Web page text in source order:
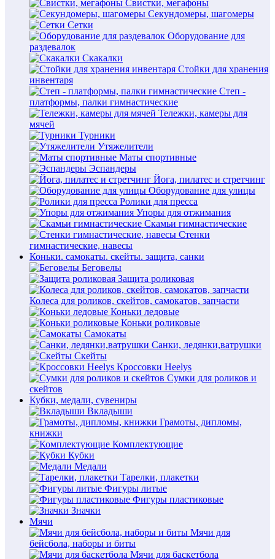
Свистки, мегафоны
Секундомеры, шагомеры
Сетки
Оборудование для
раздевалок
Скакалки
Стойки для хранения
инвентаря
Степ -
платформы, палки гимнастические
Тележки, камеры для
мячей
Турники
Утяжелители
Маты спортивные
Эспандеры
Йога, пилатес и стретчинг
Оборудование для улицы
Ролики для пресса
Упоры для отжимания
Скамьи гимнастические
Стенки
гимнастические, навесы
Коньки. самокаты. скейты. защита, санки
Беговелы
Защита роликовая
Колеса для роликов, скейтов, самокатов, запчасти
Коньки ледовые
Коньки роликовые
Самокаты
Санки, ледянки,ватрушки
Скейты
Кроссовки Heelys
Сумки для роликов и
скейтов
Кубки, медали, сувениры
Вкладыши
Грамоты, дипломы,
книжки
Комплектующие
Кубки
Медали
Тарелки, плакетки
Фигуры литые
Фигуры пластиковые
Значки
Мячи
Мячи для
бейсбола, наборы и биты
Мячи для баскетбола